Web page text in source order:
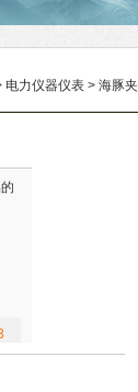
电力仪器仪表 > 海豚夹